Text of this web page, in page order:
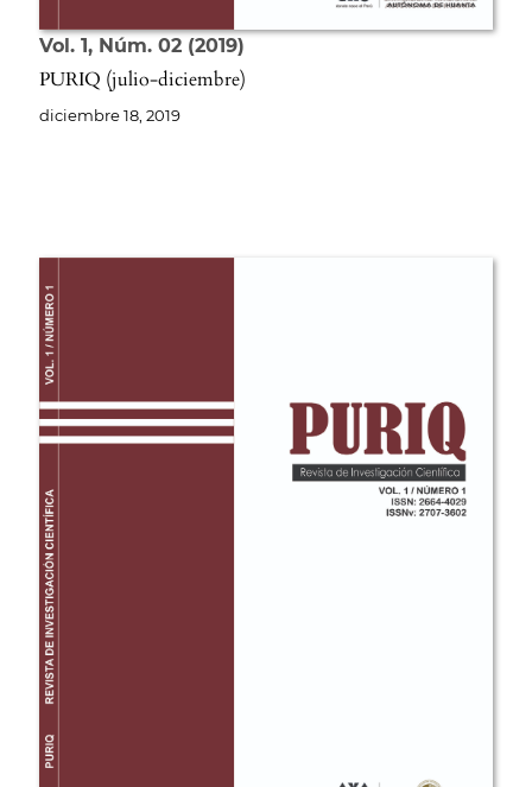
Vol. 1 Núm. 02 2019
PURIQ (julio-diciembre)
diciembre 18, 2019